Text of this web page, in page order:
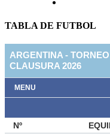
TABLA DE FUTBOL